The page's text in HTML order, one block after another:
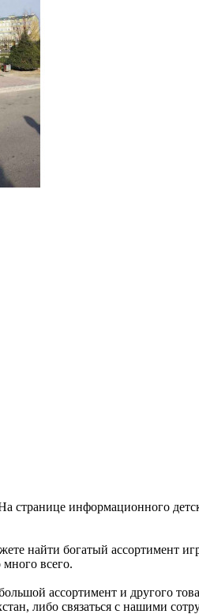
странице информационного
найти богатый ассортимент
всего.
ассортимент и другого
либо связаться с нашими